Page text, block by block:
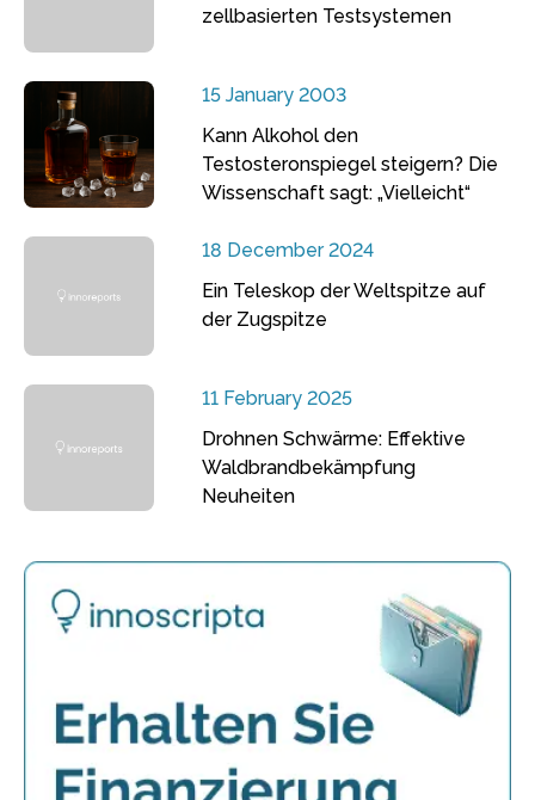
zellbasierten Testsystemen
15 January 2003
Kann Alkohol den
Testosteronspiegel steigern? Die
Wissenschaft sagt: „Vielleicht“
18 December 2024
Ein Teleskop der Weltspitze auf
der Zugspitze
11 February 2025
Drohnen Schwärme: Effektive
Waldbrandbekämpfung
Neuheiten